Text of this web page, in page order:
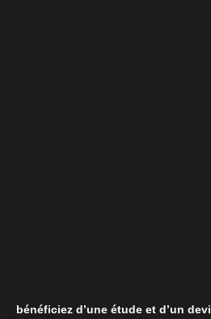
bénéficiez d’une étude et d’un